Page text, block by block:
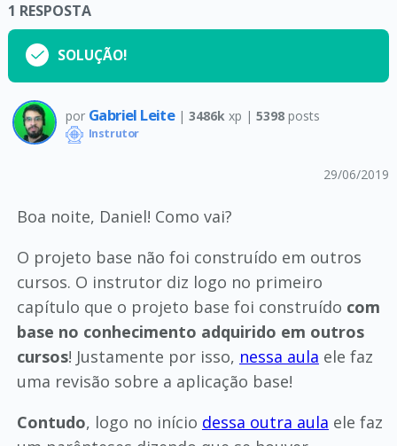
1 RESPOSTA
SOLUÇÃO!
por Gabriel Leite | 3486k xp | 5398posts
Instrutor
29/06/2019
Boa noite, Daniel! Como vai?
O projeto base não foi construído em outros
cursos. O instrutor diz logo no primeiro
capítulo que o projeto base foi construído com
base no conhecimento adquirido em outros
cursos! Justamente por isso, nessa aula ele faz
uma revisão sobre a aplicação base!
Contudo, logo no início dessa outra aula ele faz